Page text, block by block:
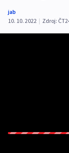
jab
10. 10. 2022 | Zdroj: